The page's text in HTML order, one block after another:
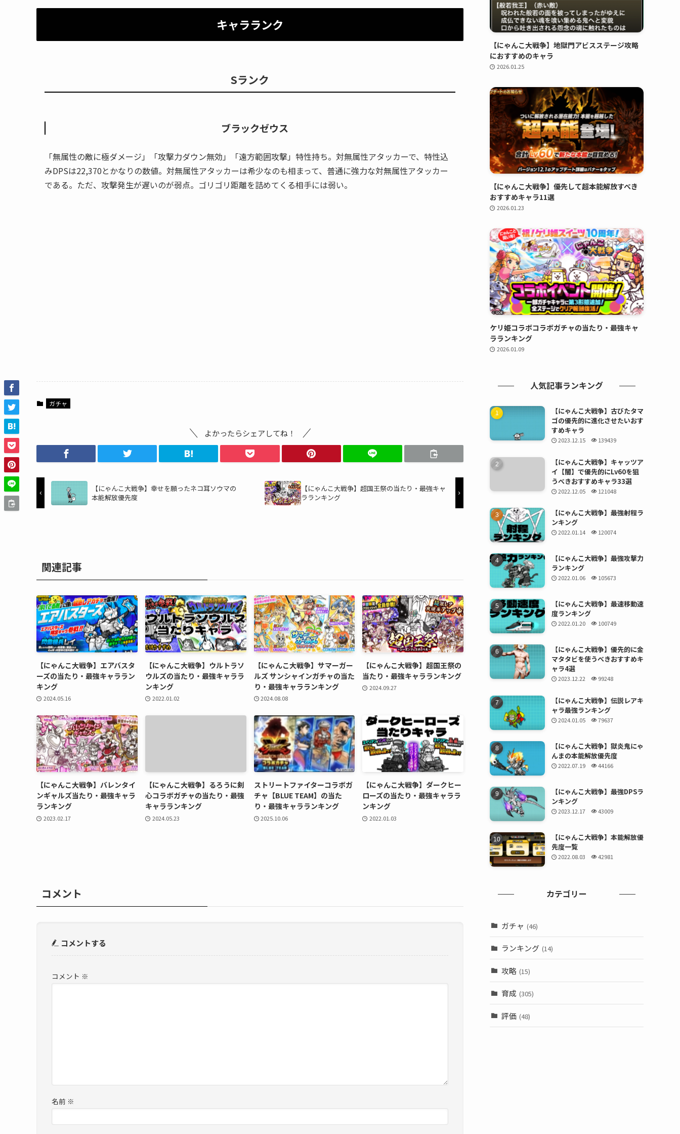
キャラランク
Sランク
ブラックゼウス
「無属性の敵に極ダメージ」「攻撃力ダウン無効」「遠方範囲攻撃」特性持ち。対無属性アタッカーで、特性込
みDPSは22,370とかなりの数値。対無属性アタッカーは希少なのも相まって、普通に強力な対無属性アタッカー
である。ただ、攻撃発生が遅いのが弱点。ゴリゴリ距離を詰めてくる相手には弱い。
ガチャ
よかったらシェアしてね！
【にゃんこ大戦争】幸せを願ったネコ耳ソウマの
本能解放優先度
【にゃんこ大戦争】超国王祭の当たり・最強キャ
ラランキング
関連記事
【にゃんこ大戦争】エアバスタ
ーズの当たり・最強キャララン
キング
2024.05.16
【にゃんこ大戦争】ウルトラソ
ウルズの当たり・最強キャララ
ンキング
2022.01.02
【にゃんこ大戦争】サマーガー
ルズ サンシャインガチャの当た
り・最強キャラランキング
2024.08.08
【にゃんこ大戦争】超国王祭の
当たり・最強キャラランキング
2024.09.27
【にゃんこ大戦争】バレンタイ
ンギャルズ当たり・最強キャラ
ランキング
2023.02.17
【にゃんこ大戦争】るろうに剣
心コラボガチャの当たり・最強
キャラランキング
2024.05.23
ストリートファイターコラボガ
チャ【BLUE TEAM】の当た
り・最強キャラランキング
2025.10.06
【にゃんこ大戦争】ダークヒー
ローズの当たり・最強キャララ
ンキング
2022.01.03
コメント
コメントする
コメント ※
名前 ※
【にゃんこ大戦争】地獄門アビスステージ攻略
におすすめのキャラ
2026.01.25
【にゃんこ大戦争】優先して超本能解放すべき
おすすめキャラ11選
2026.01.23
ケリ姫コラボコラボガチャの当たり・最強キャ
ラランキング
2026.01.09
人気記事ランキング
【にゃんこ大戦争】古びたタマ
ゴの優先的に進化させたいおす
すめキャラ
2023.12.15 139439
【にゃんこ大戦争】キャッツア
イ【闇】で優先的にLv60を狙
うべきおすすめキャラ33選
2022.12.05 121048
【にゃんこ大戦争】最強射程ラ
ンキング
2022.01.14 120074
【にゃんこ大戦争】最強攻撃力
ランキング
2022.01.06 105673
【にゃんこ大戦争】最速移動速
度ランキング
2022.01.20 100749
【にゃんこ大戦争】優先的に金
マタタビを使うべきおすすめキ
ャラ4選
2023.12.22 99248
【にゃんこ大戦争】伝説レアキ
ャラ最強ランキング
2024.01.05 79637
【にゃんこ大戦争】獄炎鬼にゃ
んまの本能解放優先度
2022.07.19 44166
【にゃんこ大戦争】最強DPSラ
ンキング
2023.12.17 43009
【にゃんこ大戦争】本能解放優
先度一覧
2022.08.03 42981
カテゴリー
ガチャ (46)
ランキング (14)
攻略 (15)
育成 (305)
評価 (48)